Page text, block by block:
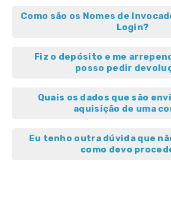
Como são os Nomes de
Login?
Fiz o depósito e me
posso pedir
Quais os dados que são
aquisição de uma
Eu tenho outra dúvida que
como devo